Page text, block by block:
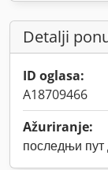
Detalji
ID oglasa:
A18709466
Ažuriranje:
последњи